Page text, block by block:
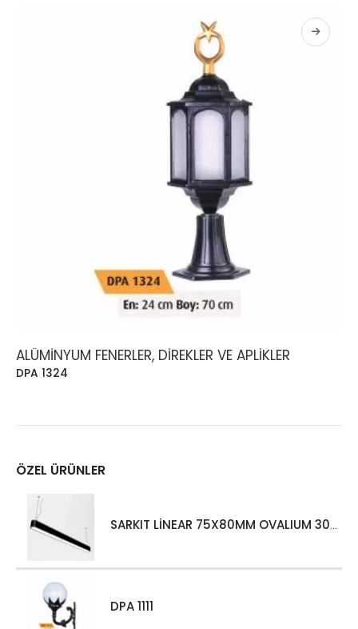
ALÜMINYUM FENERLER, DIREKLER VE APLIKLER
DPA 1324
ÖZEL ÜRÜNLER
SARKIT LİNEAR 75X80MM OVALIUM 30W 4000 LM MT
DPA 1111